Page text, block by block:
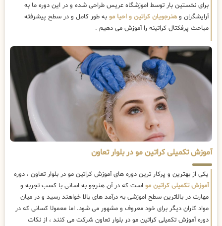
برای نخستین بار توسط اموزشگاه عریس طراحی شده و در این دوره ما به
آرایشگران و هنرجویان کراتین و احیا مو به طور کامل و در سطح پیشرفته
مباحث پرفکتال کراتینه را آموزش می دهیم .
آموزش تکمیلی کراتین مو در بلوار تعاون
یکی از بهترین و پرکار ترین دوره های آموزش کراتین مو در بلوار تعاون ، دوره
آموزش تکمیلی کراتین مو است که در آن هنرجو به اسانی با کسب تجربه و
مهارت در بالاترین سطح اموزشی به درآمد های بالا خواهند رسید و در میان
مواد کاران دیگر برای خود معروف و مشهور می شود. اما معمولا کسانی که در
دوره آموزش تکمیلی کراتین مو در بلوار تعاون شرکت می کنند ، از نکات